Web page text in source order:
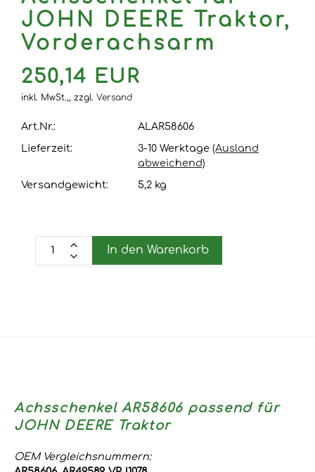
JOHN DEERE Traktor,
Vorderachsarm
250,14 EUR
inkl. MwSt.,, zzgl. Versand
Art.Nr.:
ALAR58606
Lieferzeit:
3-10 Werktage (Ausland
abweichend)
Versandgewicht:
5,2 kg
In den Warenkorb
Achsschenkel AR58606 passend für
JOHN DEERE Traktor
OEM Vergleichsnummern: